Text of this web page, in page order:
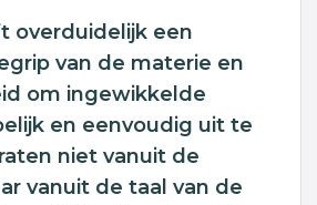
overduidelijk een
van de materie en
om ingewikkelde
en eenvoudig uit te
niet vanuit de
vanuit de taal van de